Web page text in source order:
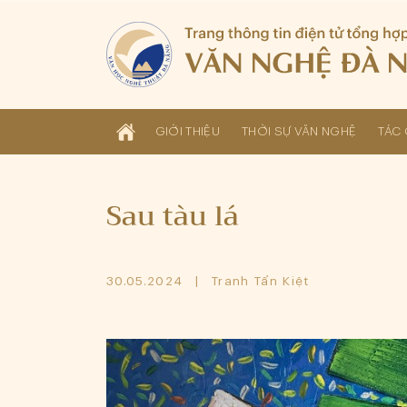
GIỚI THIỆU THỜI SỰ VĂN NGHỆ TÁC
Sau tàu lá
30.05.2024 Tranh Tấn Kiệt